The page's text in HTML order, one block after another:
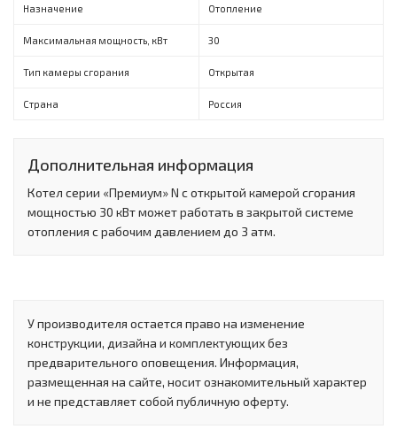
Назначение Отопление
Максимальная мощность, кВт 30
Тип камеры сгорания Открытая
Страна Россия
Дополнительная информация
Котел серии «Премиум» N с открытой камерой сгорания
мощностью 30 кВт может работать в закрытой системе
отопления с рабочим давлением до 3 атм.
У производителя остается право на изменение
конструкции, дизайна и комплектующих без
предварительного оповещения. Информация,
размещенная на сайте, носит ознакомительный характер
и не представляет собой публичную оферту.